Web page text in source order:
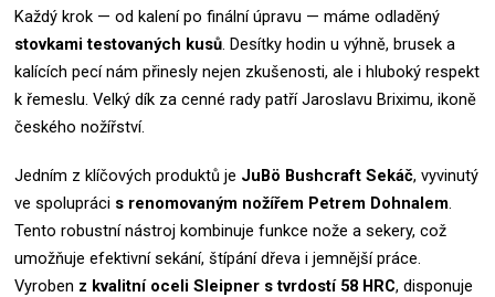
Každý krok — od kalení po finální úpravu — máme odladěný
stovkami testovaných kusů. Desítky hodin u výhně, brusek a
kalících pecí nám přinesly nejen zkušenosti, ale i hluboký respekt
k řemeslu. Velký dík za cenné rady patří Jaroslavu Briximu, ikoně
českého nožířství.
Jedním z klíčových produktů je JuBö Bushcraft Sekáč, vyvinutý
ve spolupráci s renomovaným nožířem Petrem Dohnalem.
Tento robustní nástroj kombinuje funkce nože a sekery, což
umožňuje efektivní sekání, štípání dřeva i jemnější práce.
Vyroben z kvalitní oceli Sleipner s tvrdostí 58 HRC, disponuje